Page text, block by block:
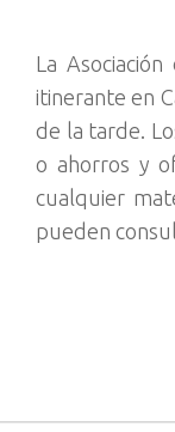
La
itinerante en
de la tarde.
o ahorros y
cualquier
pueden